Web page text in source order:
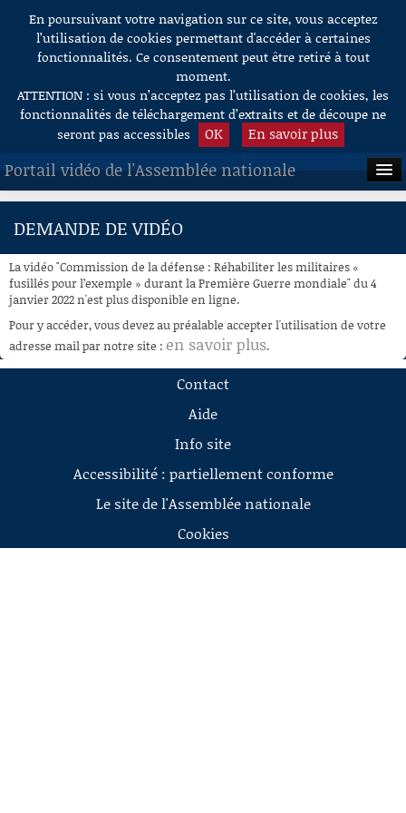
Aller au contenu
En poursuivant votre navigation sur ce site, vous acceptez
l’utilisation de cookies permettant d'accéder à certaines
fonctionnalités. Ce consentement peut être retiré à tout
moment.
ATTENTION : si vous n’acceptez pas l’utilisation de cookies, les
fonctionnalités de téléchargement d’extraits et de découpe ne
seront pas accessibles
OK En savoir plus
Portail vidéo de l'Assemblée nationale
ACCUEIL
À LA DEMANDE
RECHERCHE
AIDE À LA DÉCOUPE
DE VIDÉOS
DEMANDE DE VIDÉO
La vidéo "Commission de la défense : Réhabiliter les militaires «
fusillés pour l’exemple » durant la Première Guerre mondiale" du 4
janvier 2022 n'est plus disponible en ligne.
Pour y accéder, vous devez au préalable accepter l'utilisation de votre
adresse mail par notre site : en savoir plus.
Contact
Aide
Info site
Accessibilité : partiellement conforme
Le site de l'Assemblée nationale
Cookies